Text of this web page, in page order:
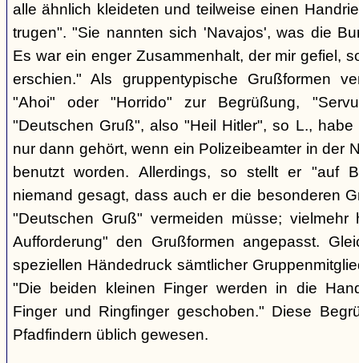
alle ähnlich kleideten und teilweise einen
trugen". "Sie nannten sich 'Navajos', was die
Es war ein enger Zusammenhalt, der mir gefiel,
erschien." Als gruppentypische Grußformen
"Ahoi" oder "Horrido" zur Begrüßung,
"Deutschen Gruß", also "Heil Hitler", so L.,
nur dann gehört, wenn ein Polizeibeamter in der
benutzt worden. Allerdings, so stellt er "auf
niemand gesagt, dass auch er die besonderen
"Deutschen Gruß" vermeiden müsse;
Aufforderung" den Grußformen angepasst.
speziellen Händedruck sämtlicher
"Die beiden kleinen Finger werden in die
Finger und Ringfinger geschoben." Diese
Pfadfindern üblich gewesen.